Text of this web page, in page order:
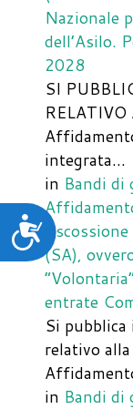
Nazionale
dell’Asilo.
2028
SI
integrata…
in Bandi di
(SA),
entrate
Si
relativo
in Bandi di